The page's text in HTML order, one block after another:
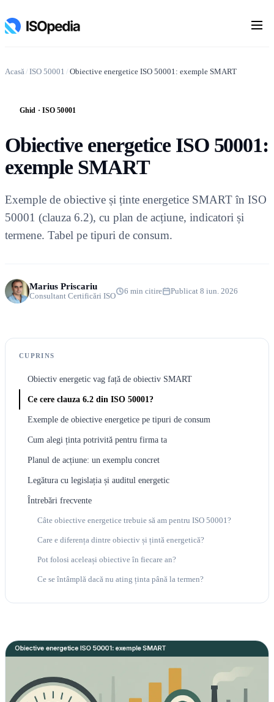
Acasă/ ISO 50001 / Obiective energetice ISO 50001: exemple SMART
Ghid · ISO 50001
Obiective energetice ISO 50001:
exemple SMART
Exemple de obiective și ținte energetice SMART în ISO
50001 (clauza 6.2), cu plan de acțiune, indicatori și
termene. Tabel pe tipuri de consum.
Marius Priscariu
Consultant Certificări ISO
6 min citire Publicat 8 iun. 2026
CUPRINS
Obiectiv energetic vag față de obiectiv SMART
Ce cere clauza 6.2 din ISO 50001?
Exemple de obiective energetice pe tipuri de consum
Cum alegi ținta potrivită pentru firma ta
Planul de acțiune: un exemplu concret
Legătura cu legislația și auditul energetic
Întrebări frecvente
Câte obiective energetice trebuie să am pentru ISO 50001?
Care e diferența dintre obiectiv și țintă energetică?
Pot folosi aceleași obiective în fiecare an?
Ce se întâmplă dacă nu ating ținta până la termen?